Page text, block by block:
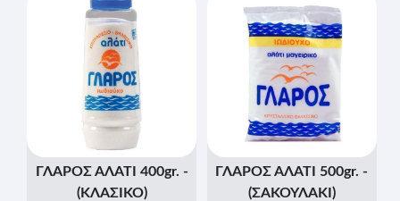
ΓΛΑΡΟΣ ΑΛΑΤΙ 400gr. -
(ΚΛΑΣΙΚΟ)
ΓΛΑΡΟΣ ΑΛΑΤΙ 500gr. -
(ΣΑΚΟΥΛΑΚΙ)